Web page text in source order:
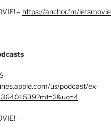
– https://anchor.fm/letsmovie
–
us/podcast/ex-
–